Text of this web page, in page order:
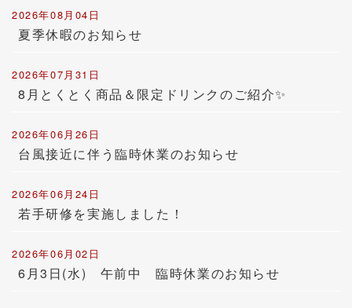
2026年08月04日
夏季休暇のお知らせ
2026年07月31日
8月とくとく商品＆限定ドリンクのご紹介✨
2026年06月26日
台風接近に伴う臨時休業のお知らせ
2026年06月24日
若手研修を実施しました！
2026年06月02日
6月3日(水) 午前中 臨時休業のお知らせ